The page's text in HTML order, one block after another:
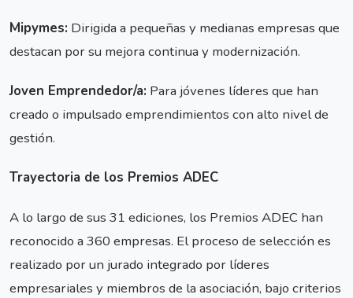
Mipymes: Dirigida a pequeñas y medianas empresas que
destacan por su mejora continua y modernización.
Joven Emprendedor/a: Para jóvenes líderes que han
creado o impulsado emprendimientos con alto nivel de
gestión.
Trayectoria de los Premios ADEC
A lo largo de sus 31 ediciones, los Premios ADEC han
reconocido a 360 empresas. El proceso de selección es
realizado por un jurado integrado por líderes
empresariales y miembros de la asociación, bajo criterios